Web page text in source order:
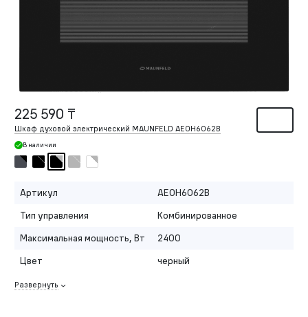
225 590 ₸
Шкаф духовой электрический MAUNFELD AEOH6062B
В наличии
Артикул
AEOH6062B
Тип управления
Комбинированное
Максимальная мощность, Вт
2400
Цвет
черный
Развернуть